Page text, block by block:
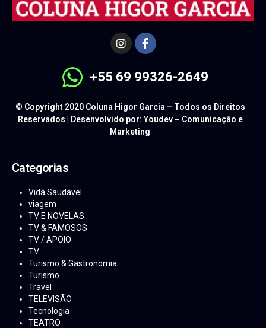
+55 69 99326-2649
© Copyright 2020 Coluna Higor Garcia – Todos os Direitos
Reservados | Desenvolvido por: Youdev – Comunicação e
Marketing
Categorias
Vida Saudável
viagem
TV E NOVELAS
TV & FAMOSOS
TV / APOIO
TV
Turismo & Gastronomia
Turismo
Travel
TELEVISÃO
Tecnologia
TEATRO